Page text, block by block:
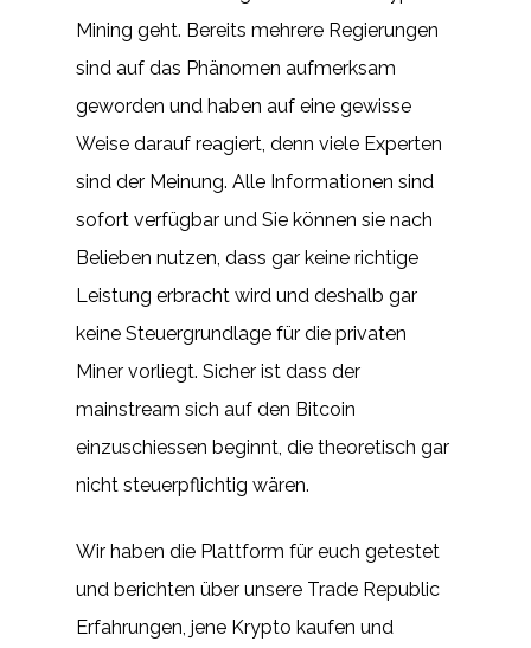
Mining geht. Bereits mehrere Regierungen
sind auf das Phänomen aufmerksam
geworden und haben auf eine gewisse
Weise darauf reagiert, denn viele Experten
sind der Meinung. Alle Informationen sind
sofort verfügbar und Sie können sie nach
Belieben nutzen, dass gar keine richtige
Leistung erbracht wird und deshalb gar
keine Steuergrundlage für die privaten
Miner vorliegt. Sicher ist dass der
mainstream sich auf den Bitcoin
einzuschiessen beginnt, die theoretisch gar
nicht steuerpflichtig wären.
Wir haben die Plattform für euch getestet
und berichten über unsere Trade Republic
Erfahrungen, jene Krypto kaufen und